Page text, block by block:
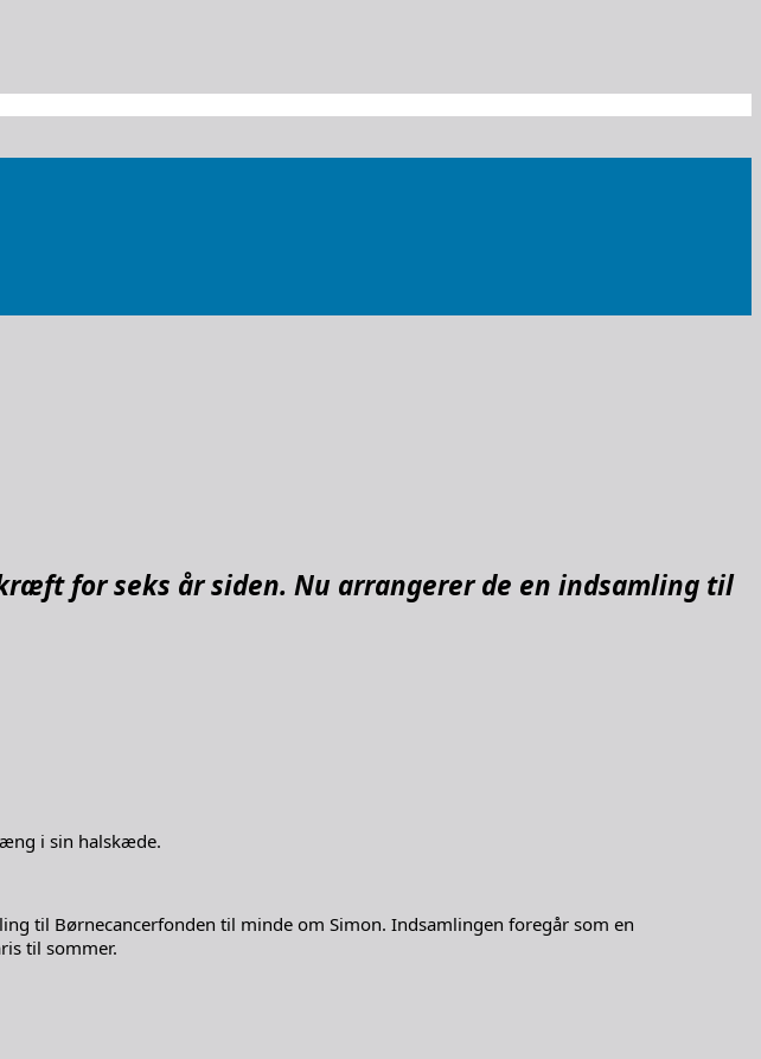
for seks år siden. Nu arrangerer de en indsamling til
i sin halskæde.
til Børnecancerfonden til minde om Simon. Indsamlingen foregår som en
til sommer.